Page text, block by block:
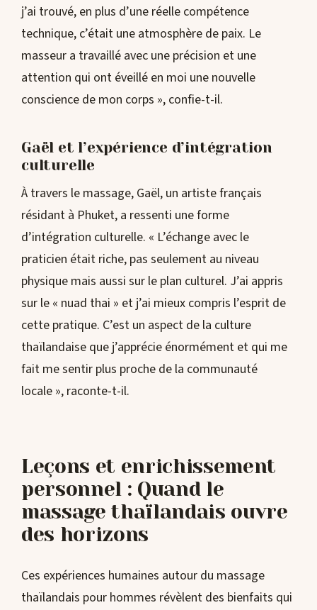
j’ai trouvé, en plus d’une réelle compétence
technique, c’était une atmosphère de paix. Le
masseur a travaillé avec une précision et une
attention qui ont éveillé en moi une nouvelle
conscience de mon corps », confie-t-il.
Gaël et l’expérience d’intégration
culturelle
À travers le massage, Gaël, un artiste français
résidant à Phuket, a ressenti une forme
d’intégration culturelle. « L’échange avec le
praticien était riche, pas seulement au niveau
physique mais aussi sur le plan culturel. J’ai appris
sur le « nuad thai » et j’ai mieux compris l’esprit de
cette pratique. C’est un aspect de la culture
thaïlandaise que j’apprécie énormément et qui me
fait me sentir plus proche de la communauté
locale », raconte-t-il.
Leçons et enrichissement
personnel : Quand le
massage thaïlandais ouvre
des horizons
Ces expériences humaines autour du massage
thaïlandais pour hommes révèlent des bienfaits qui